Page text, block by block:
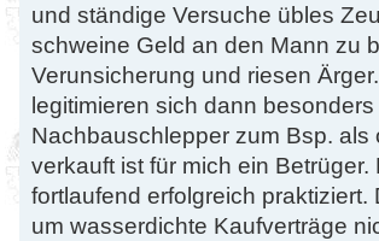
und ständige Versuche übles
schweine Geld an den Mann zu
Verunsicherung und riesen
legitimieren sich dann
Nachbauschlepper zum Bsp.
verkauft ist für mich ein
fortlaufend erfolgreich
um wasserdichte Kaufverträge